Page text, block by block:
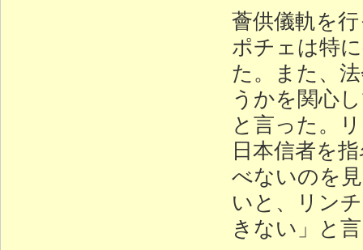
薈供儀軌を
ポチェは特
た。また、
うかを関心
と言った。
日本信者を
べないのを
いと、リン
きない」と